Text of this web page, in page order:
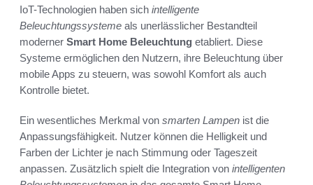
IoT-Technologien haben sich intelligente
Beleuchtungssysteme als unerlässlicher Bestandteil
moderner Smart Home Beleuchtung etabliert. Diese
Systeme ermöglichen den Nutzern, ihre Beleuchtung über
mobile Apps zu steuern, was sowohl Komfort als auch
Kontrolle bietet.
Ein wesentliches Merkmal von smarten Lampen ist die
Anpassungsfähigkeit. Nutzer können die Helligkeit und
Farben der Lichter je nach Stimmung oder Tageszeit
anpassen. Zusätzlich spielt die Integration von intelligenten